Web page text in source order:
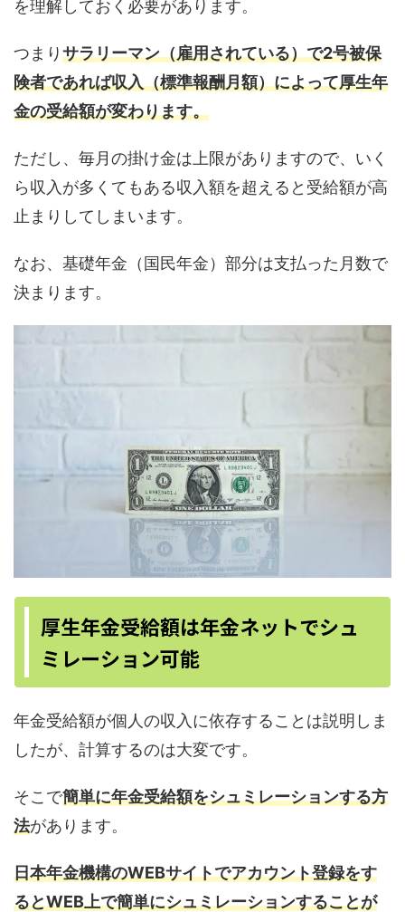
を理解しておく必要があります。
つまりサラリーマン（雇用されている）で2号被保
険者であれば収入（標準報酬月額）によって厚生年
金の受給額が変わります。
ただし、毎月の掛け金は上限がありますので、いく
ら収入が多くてもある収入額を超えると受給額が高
止まりしてしまいます。
なお、基礎年金（国民年金）部分は支払った月数で
決まります。
厚生年金受給額は年金ネットでシュ
ミレーション可能
年金受給額が個人の収入に依存することは説明しま
したが、計算するのは大変です。
そこで簡単に年金受給額をシュミレーションする方
法があります。
日本年金機構のWEBサイトでアカウント登録をす
るとWEB上で簡単にシュミレーションすることが